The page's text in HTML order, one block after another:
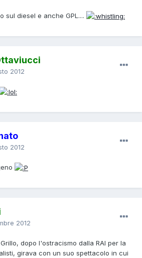
sul diesel e anche GPL....
2012
2012
2012
dopo l'ostracismo dalla RAI per la
girava con un suo spettacolo in cui